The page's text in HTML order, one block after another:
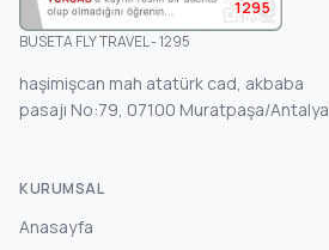
1295
BUSETA FLY TRAVEL - 1295
haşimişcan mah atatürk cad, akbaba
pasajı No:79, 07100 Muratpaşa/Antalya
KURUMSAL
Anasayfa